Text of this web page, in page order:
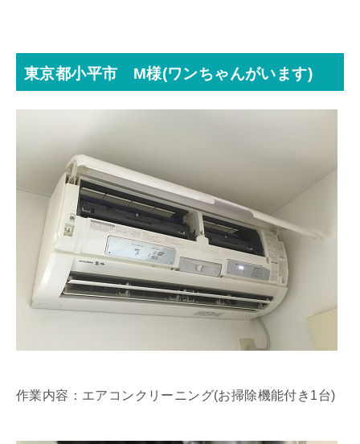
東京都小平市 M様(ワンちゃんがいます)
作業内容：エアコンクリーニング(お掃除機能付き1台)